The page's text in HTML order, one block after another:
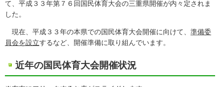
て、平成３３年第７６回国民体育大会の三重県開催が内々定されま
した。
現在、平成３３年の本県での国民体育大会開催に向けて、 準備委
員会を設立するなど、開催準備に取り組んでいます。
近年の国民体育大会開催状況